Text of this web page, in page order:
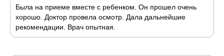
Была на приеме вместе с ребенком. Он прошел очень
хорошо. Доктор провела осмотр. Дала дальнейшие
рекомендации. Врач опытная.